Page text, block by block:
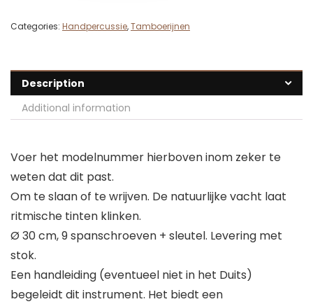
Categories: Handpercussie,Tamboerijnen
Description
Additional information
Voer het modelnummer hierboven inom zeker te
weten dat dit past.
Om te slaan of te wrijven. De natuurlijke vacht laat
ritmische tinten klinken.
Ø 30 cm, 9 spanschroeven + sleutel. Levering met
stok.
Een handleiding (eventueel niet in het Duits)
begeleidt dit instrument. Het biedt een